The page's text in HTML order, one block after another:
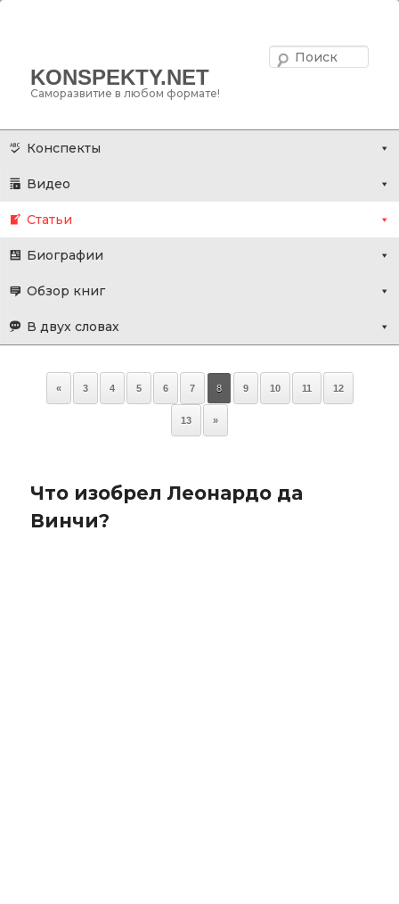
KONSPEKTY.NET
Саморазвитие в любом формате!
Главное меню
основному
дополнительному
Конспекты
Видео
Статьи
Биографии
Обзор книг
В двух словах
Навигация
« 3 4 5 6 7 8 9 10 11 12
13 »
Что изобрел Леонардо да
Винчи?